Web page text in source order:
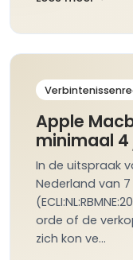
Apple
minimaal
In de uitspraak
Nederland van 7
orde of de
zich kon ve…